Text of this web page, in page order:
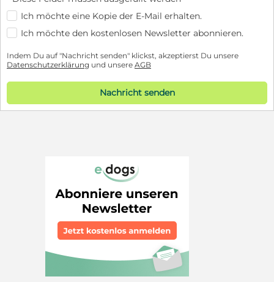
Ich möchte eine Kopie der E-Mail erhalten.
Ich möchte den kostenlosen Newsletter abonnieren.
Indem Du auf "Nachricht senden" klickst, akzeptierst Du unsere
Datenschutzerklärung und unsere AGB
Nachricht senden